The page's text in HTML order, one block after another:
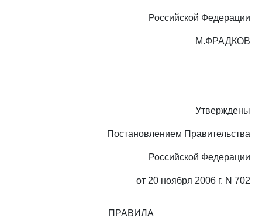
Российской Федерации
М.ФРАДКОВ
Утверждены
Постановлением Правительства
Российской Федерации
от 20 ноября 2006 г. N 702
ПРАВИЛА